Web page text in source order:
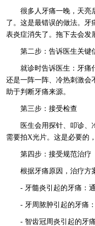
很多人牙痛一晚，天亮
了。这是最错误的做法。牙
表炎症消失了。拖下去会发
第二步：告诉医生关键
就诊时告诉医生：牙痛
还是一阵一阵、冷热刺激会
助于判断牙痛来源。
第三步：接受检查
医生会用探针、叩诊、
需要拍X光片。这是必要的
第四步：接受规范治疗
根据牙痛原因，治疗方
- 牙髓炎引起的牙痛：
- 牙周脓肿引起的牙痛
- 智齿冠周炎引起的牙